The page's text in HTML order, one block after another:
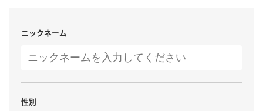
ニックネーム
性別